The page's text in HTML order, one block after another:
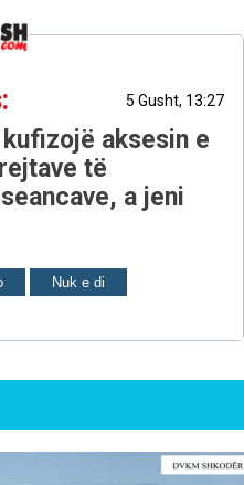
5 Gusht, 13:27
aksesin e
të
a jeni
Nuk e di